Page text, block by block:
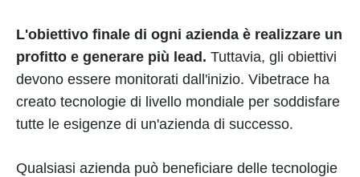
L'obiettivo finale di ogni azienda è realizzare un
profitto e generare più lead. Tuttavia, gli obiettivi
devono essere monitorati dall'inizio. Vibetrace ha
creato tecnologie di livello mondiale per soddisfare
tutte le esigenze di un'azienda di successo.
Qualsiasi azienda può beneficiare delle tecnologie